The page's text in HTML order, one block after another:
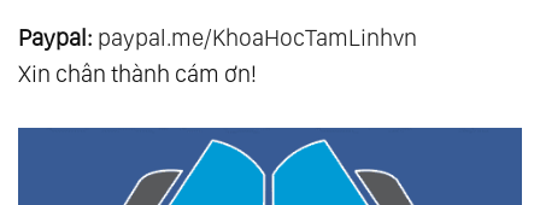
Paypal: paypal.me/KhoaHocTamLinhvn
Xin chân thành cám ơn!